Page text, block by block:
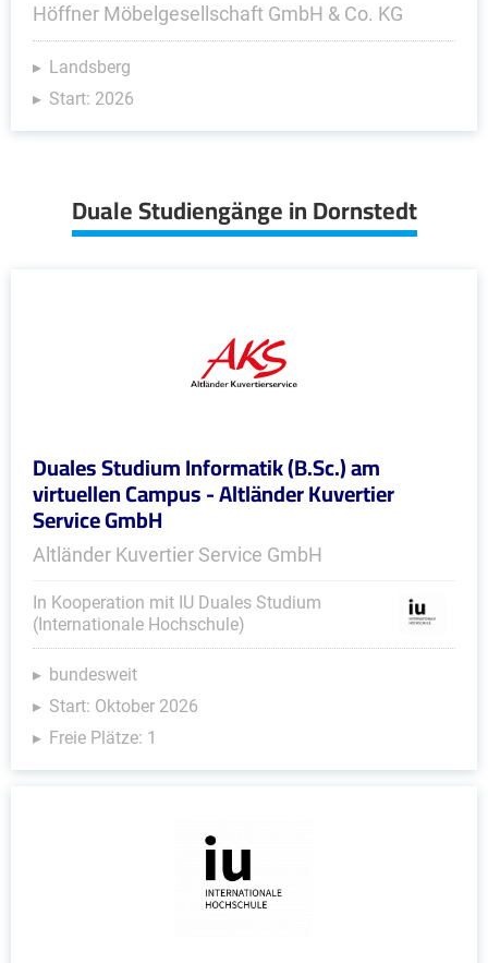
Höffner Möbelgesellschaft GmbH & Co. KG
Landsberg
Start: 2026
Duale Studiengänge in Dornstedt
Duales Studium Informatik (B.Sc.) am
virtuellen Campus - Altländer Kuvertier
Service GmbH
Altländer Kuvertier Service GmbH
In Kooperation mit IU Duales Studium
(Internationale Hochschule)
bundesweit
Start: Oktober 2026
Freie Plätze: 1